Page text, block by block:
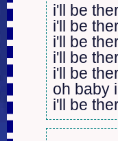
i'll be
i'll be
i'll be
i'll be
i'll be
oh baby
i'll be